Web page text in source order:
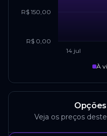
14 jul
R$ 0,00
R$ 150,00
À
Veja os preços